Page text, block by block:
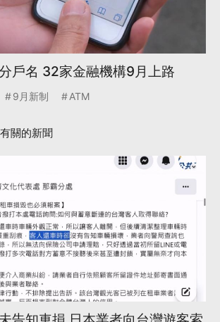
戶名 32家金融機構9月上路
9月新制 ATM
有關的新聞